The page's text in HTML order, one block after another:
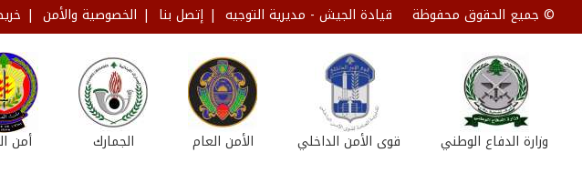
© جميع الحقوق محفوظة قيادة الجيش - مديرية التوجيه إتصل بنا الخصوصية والأمن
أمن الجمارك الأمن العام قوى الأمن الداخلي وزارة الدفاع الوطني